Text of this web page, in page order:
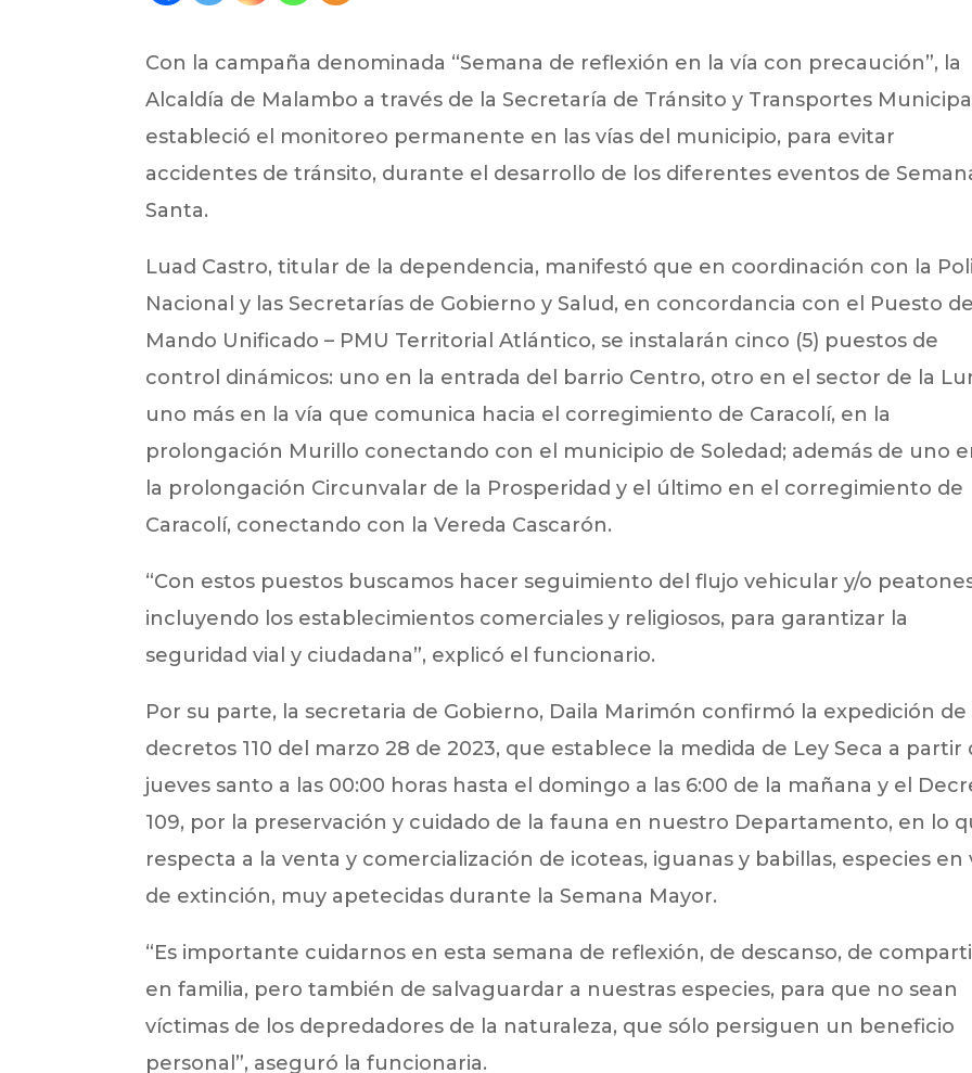
Con la campaña denominada “Semana de reflexión en la vía con precaución”, la
Alcaldía de Malambo a través de la Secretaría de Tránsito y Transportes
estableció el monitoreo permanente en las vías del municipio, para evitar
accidentes de tránsito, durante el desarrollo de los diferentes eventos de
Santa.
Luad Castro, titular de la dependencia, manifestó que en coordinación con la
Nacional y las Secretarías de Gobierno y Salud, en concordancia con el Puesto
Mando Unificado – PMU Territorial Atlántico, se instalarán cinco (5) puestos de
control dinámicos: uno en la entrada del barrio Centro, otro en el sector de la
uno más en la vía que comunica hacia el corregimiento de Caracolí, en la
prolongación Murillo conectando con el municipio de Soledad; además de uno
la prolongación Circunvalar de la Prosperidad y el último en el corregimiento de
Caracolí, conectando con la Vereda Cascarón.
“Con estos puestos buscamos hacer seguimiento del flujo vehicular y/o
incluyendo los establecimientos comerciales y religiosos, para garantizar la
seguridad vial y ciudadana”, explicó el funcionario.
Por su parte, la secretaria de Gobierno, Daila Marimón confirmó la expedición de
decretos 110 del marzo 28 de 2023, que establece la medida de Ley Seca a partir
jueves santo a las 00:00 horas hasta el domingo a las 6:00 de la mañana y el
109, por la preservación y cuidado de la fauna en nuestro Departamento, en lo
respecta a la venta y comercialización de icoteas, iguanas y babillas, especies en
de extinción, muy apetecidas durante la Semana Mayor.
“Es importante cuidarnos en esta semana de reflexión, de descanso, de
en familia, pero también de salvaguardar a nuestras especies, para que no sean
víctimas de los depredadores de la naturaleza, que sólo persiguen un beneficio
personal”, aseguró la funcionaria.